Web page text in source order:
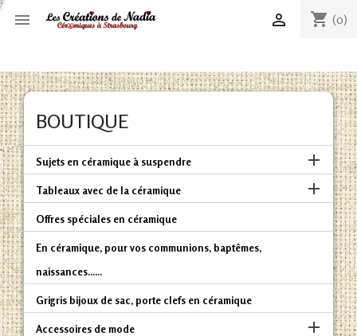
 shopping_cart (0)

BOUTIQUE
Sujets en céramique à suspendre 
Tableaux avec de la céramique 
Offres spéciales en céramique
En céramique, pour vos communions, baptêmes,
naissances......
Grigris bijoux de sac, porte clefs en céramique
Accessoires de mode 